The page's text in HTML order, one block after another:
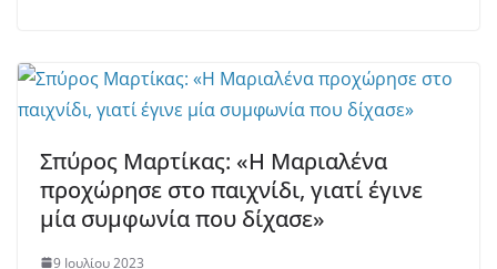
Σπύρος Μαρτίκας: «Η Μαριαλένα
προχώρησε στο παιχνίδι, γιατί έγινε
μία συμφωνία που δίχασε»
9 Ιουλίου 2023